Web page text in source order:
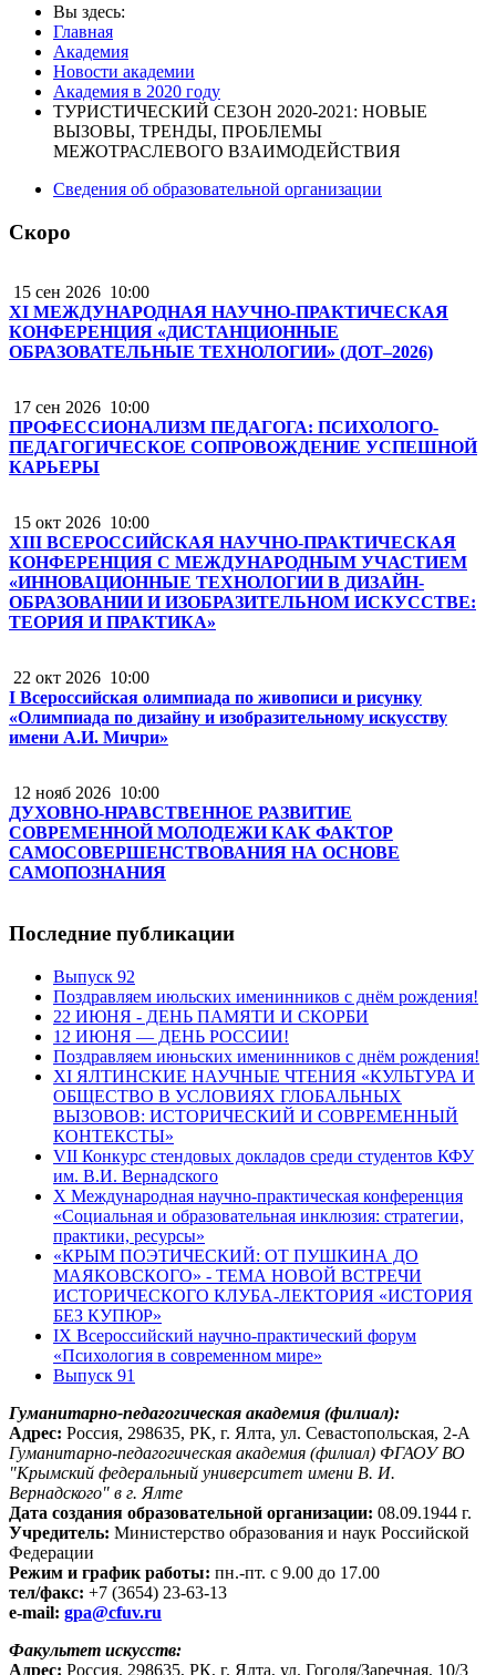
Вы здесь:
Главная
Академия
Новости академии
Академия в 2020 году
ТУРИСТИЧЕСКИЙ СЕЗОН 2020-2021: НОВЫЕ
ВЫЗОВЫ, ТРЕНДЫ, ПРОБЛЕМЫ
МЕЖОТРАСЛЕВОГО ВЗАИМОДЕЙСТВИЯ
Сведения об образовательной организации
Скоро
15 сен 2026 10:00
XI МЕЖДУНАРОДНАЯ НАУЧНО-ПРАКТИЧЕСКАЯ
КОНФЕРЕНЦИЯ «ДИСТАНЦИОННЫЕ
ОБРАЗОВАТЕЛЬНЫЕ ТЕХНОЛОГИИ» (ДОТ–2026)
17 сен 2026 10:00
ПРОФЕССИОНАЛИЗМ ПЕДАГОГА: ПСИХОЛОГО-
ПЕДАГОГИЧЕСКОЕ СОПРОВОЖДЕНИЕ УСПЕШНОЙ
КАРЬЕРЫ
15 окт 2026 10:00
XIII ВСЕРОССИЙСКАЯ НАУЧНО-ПРАКТИЧЕСКАЯ
КОНФЕРЕНЦИЯ С МЕЖДУНАРОДНЫМ УЧАСТИЕМ
«ИННОВАЦИОННЫЕ ТЕХНОЛОГИИ В ДИЗАЙН-
ОБРАЗОВАНИИ И ИЗОБРАЗИТЕЛЬНОМ ИСКУССТВЕ:
ТЕОРИЯ И ПРАКТИКА»
22 окт 2026 10:00
I Всероссийская олимпиада по живописи и рисунку
«Олимпиада по дизайну и изобразительному искусству
имени А.И. Мичри»
12 нояб 2026 10:00
ДУХОВНО-НРАВСТВЕННОЕ РАЗВИТИЕ
СОВРЕМЕННОЙ МОЛОДЕЖИ КАК ФАКТОР
САМОСОВЕРШЕНСТВОВАНИЯ НА ОСНОВЕ
САМОПОЗНАНИЯ
Последние публикации
Выпуск 92
Поздравляем июльских именинников с днём рождения!
22 ИЮНЯ - ДЕНЬ ПАМЯТИ И СКОРБИ
12 ИЮНЯ — ДЕНЬ РОССИИ!
Поздравляем июньских именинников с днём рождения!
XI ЯЛТИНСКИЕ НАУЧНЫЕ ЧТЕНИЯ «КУЛЬТУРА И
ОБЩЕСТВО В УСЛОВИЯХ ГЛОБАЛЬНЫХ
ВЫЗОВОВ: ИСТОРИЧЕСКИЙ И СОВРЕМЕННЫЙ
КОНТЕКСТЫ»
VII Конкурс стендовых докладов среди студентов КФУ
им. В.И. Вернадского
X Международная научно-практическая конференция
«Социальная и образовательная инклюзия: стратегии,
практики, ресурсы»
«КРЫМ ПОЭТИЧЕСКИЙ: ОТ ПУШКИНА ДО
МАЯКОВСКОГО» - ТЕМА НОВОЙ ВСТРЕЧИ
ИСТОРИЧЕСКОГО КЛУБА-ЛЕКТОРИЯ «ИСТОРИЯ
БЕЗ КУПЮР»
IX Всероссийский научно-практический форум
«Психология в современном мире»
Выпуск 91
Гуманитарно-педагогическая академия (филиал):
Адрес: Россия, 298635, РК, г. Ялта, ул. Севастопольская, 2-А
Гуманитарно-педагогическая академия (филиал) ФГАОУ ВО
"Крымский федеральный университет имени В. И.
Вернадского" в г. Ялте
Дата создания образовательной организации: 08.09.1944 г.
Учредитель: Министерство образования и наук Российской
Федерации
Режим и график работы: пн.-пт. с 9.00 до 17.00
тел/факс: +7 (3654) 23-63-13
e-mail: gpa@cfuv.ru
Факультет искусств:
Адрес: Россия, 298635, РК, г. Ялта, ул. Гоголя/Заречная, 10/3